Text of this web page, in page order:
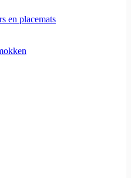
en placemats